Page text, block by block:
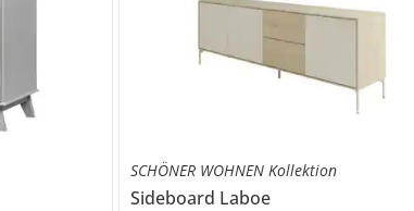
SCHÖNER WOHNEN Kollektion
Sideboard Laboe